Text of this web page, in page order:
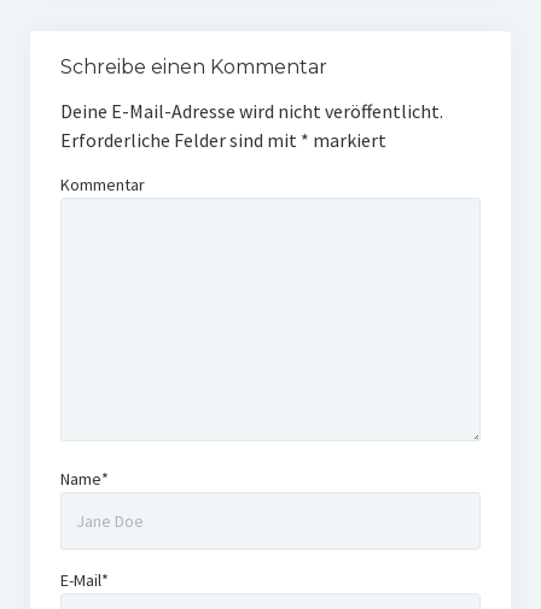
Schreibe einen Kommentar
Deine E-Mail-Adresse wird nicht veröffentlicht.
Erforderliche Felder sind mit * markiert
Kommentar
Name*
E-Mail*